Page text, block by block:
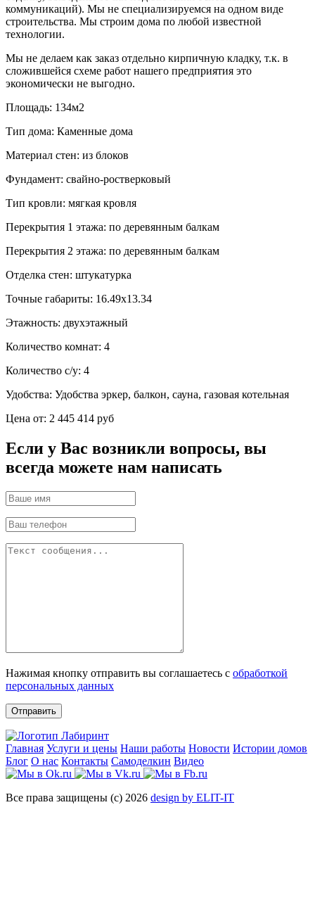
коммуникаций). Мы не специализируемся на одном виде
строительства. Мы строим дома по любой известной
технологии.
Мы не делаем как заказ отдельно кирпичную кладку, т.к. в
сложившейся схеме работ нашего предприятия это
экономически не выгодно.
Площадь: 134м2
Тип дома: Каменные дома
Материал стен: из блоков
Фундамент: свайно-ростверковый
Тип кровли: мягкая кровля
Перекрытия 1 этажа: по деревянным балкам
Перекрытия 2 этажа: по деревянным балкам
Отделка стен: штукатурка
Точные габариты: 16.49х13.34
Этажность: двухэтажный
Количество комнат: 4
Количество с/у: 4
Удобства: Удобства эркер, балкон, сауна, газовая котельная
Цена от: 2 445 414 руб
Если у Вас возникли вопросы, вы
всегда можете нам написать
Нажимая кнопку отправить вы соглашаетесь с обработкой
персональных данных
Отправить
Главная Услуги и цены Наши работы Новости Истории домов
Блог О нас Контакты Самоделкин Видео
Все права защищены (с) 2026 design by ELIT-IT